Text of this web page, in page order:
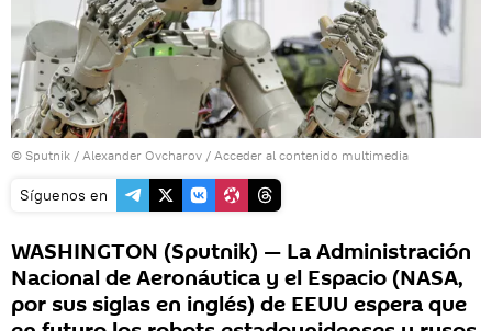
© Sputnik / Alexander Ovcharov / Acceder al contenido multimedia
Síguenos en
WASHINGTON (Sputnik) — La Administración
Nacional de Aeronáutica y el Espacio (NASA,
por sus siglas en inglés) de EEUU espera que